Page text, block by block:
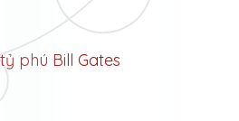
phú Bill Gates